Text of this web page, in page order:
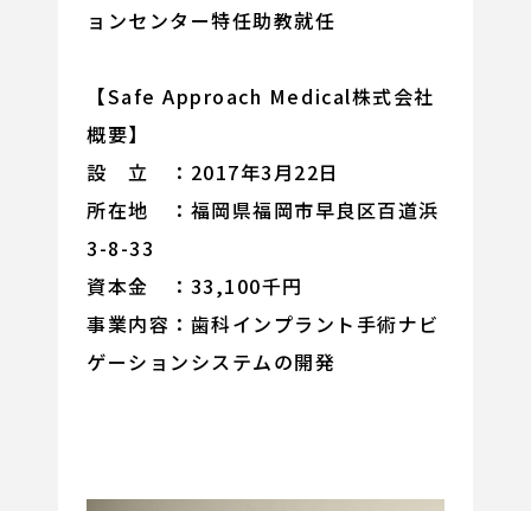
ョンセンター特任助教就任
【Safe Approach Medical株式会社
概要】
設 立 ：2017年3月22日
所在地 ：福岡県福岡市早良区百道浜
3-8-33
資本金 ：33,100千円
事業内容：歯科インプラント手術ナビ
ゲーションシステムの開発